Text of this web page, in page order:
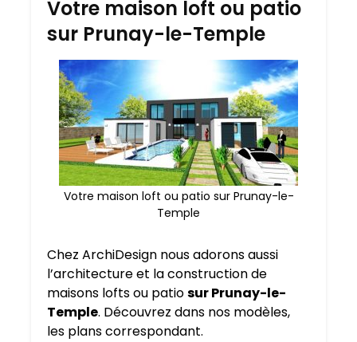
Votre maison loft ou patio
sur Prunay-le-Temple
Votre maison loft ou patio sur Prunay-le-
Temple
Chez ArchiDesign nous adorons aussi
l’architecture et la construction de
maisons lofts ou patiosur Prunay-le-
Temple. Découvrez dans nos modèles,
les plans correspondant.